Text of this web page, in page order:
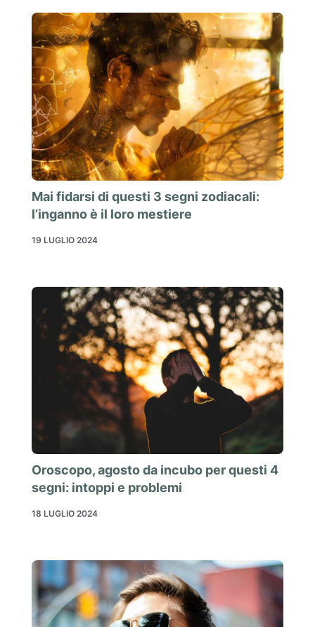
Mai fidarsi di questi 3 segni zodiacali:
l’inganno è il loro mestiere
19 LUGLIO 2024
Oroscopo, agosto da incubo per questi 4
segni: intoppi e problemi
18 LUGLIO 2024